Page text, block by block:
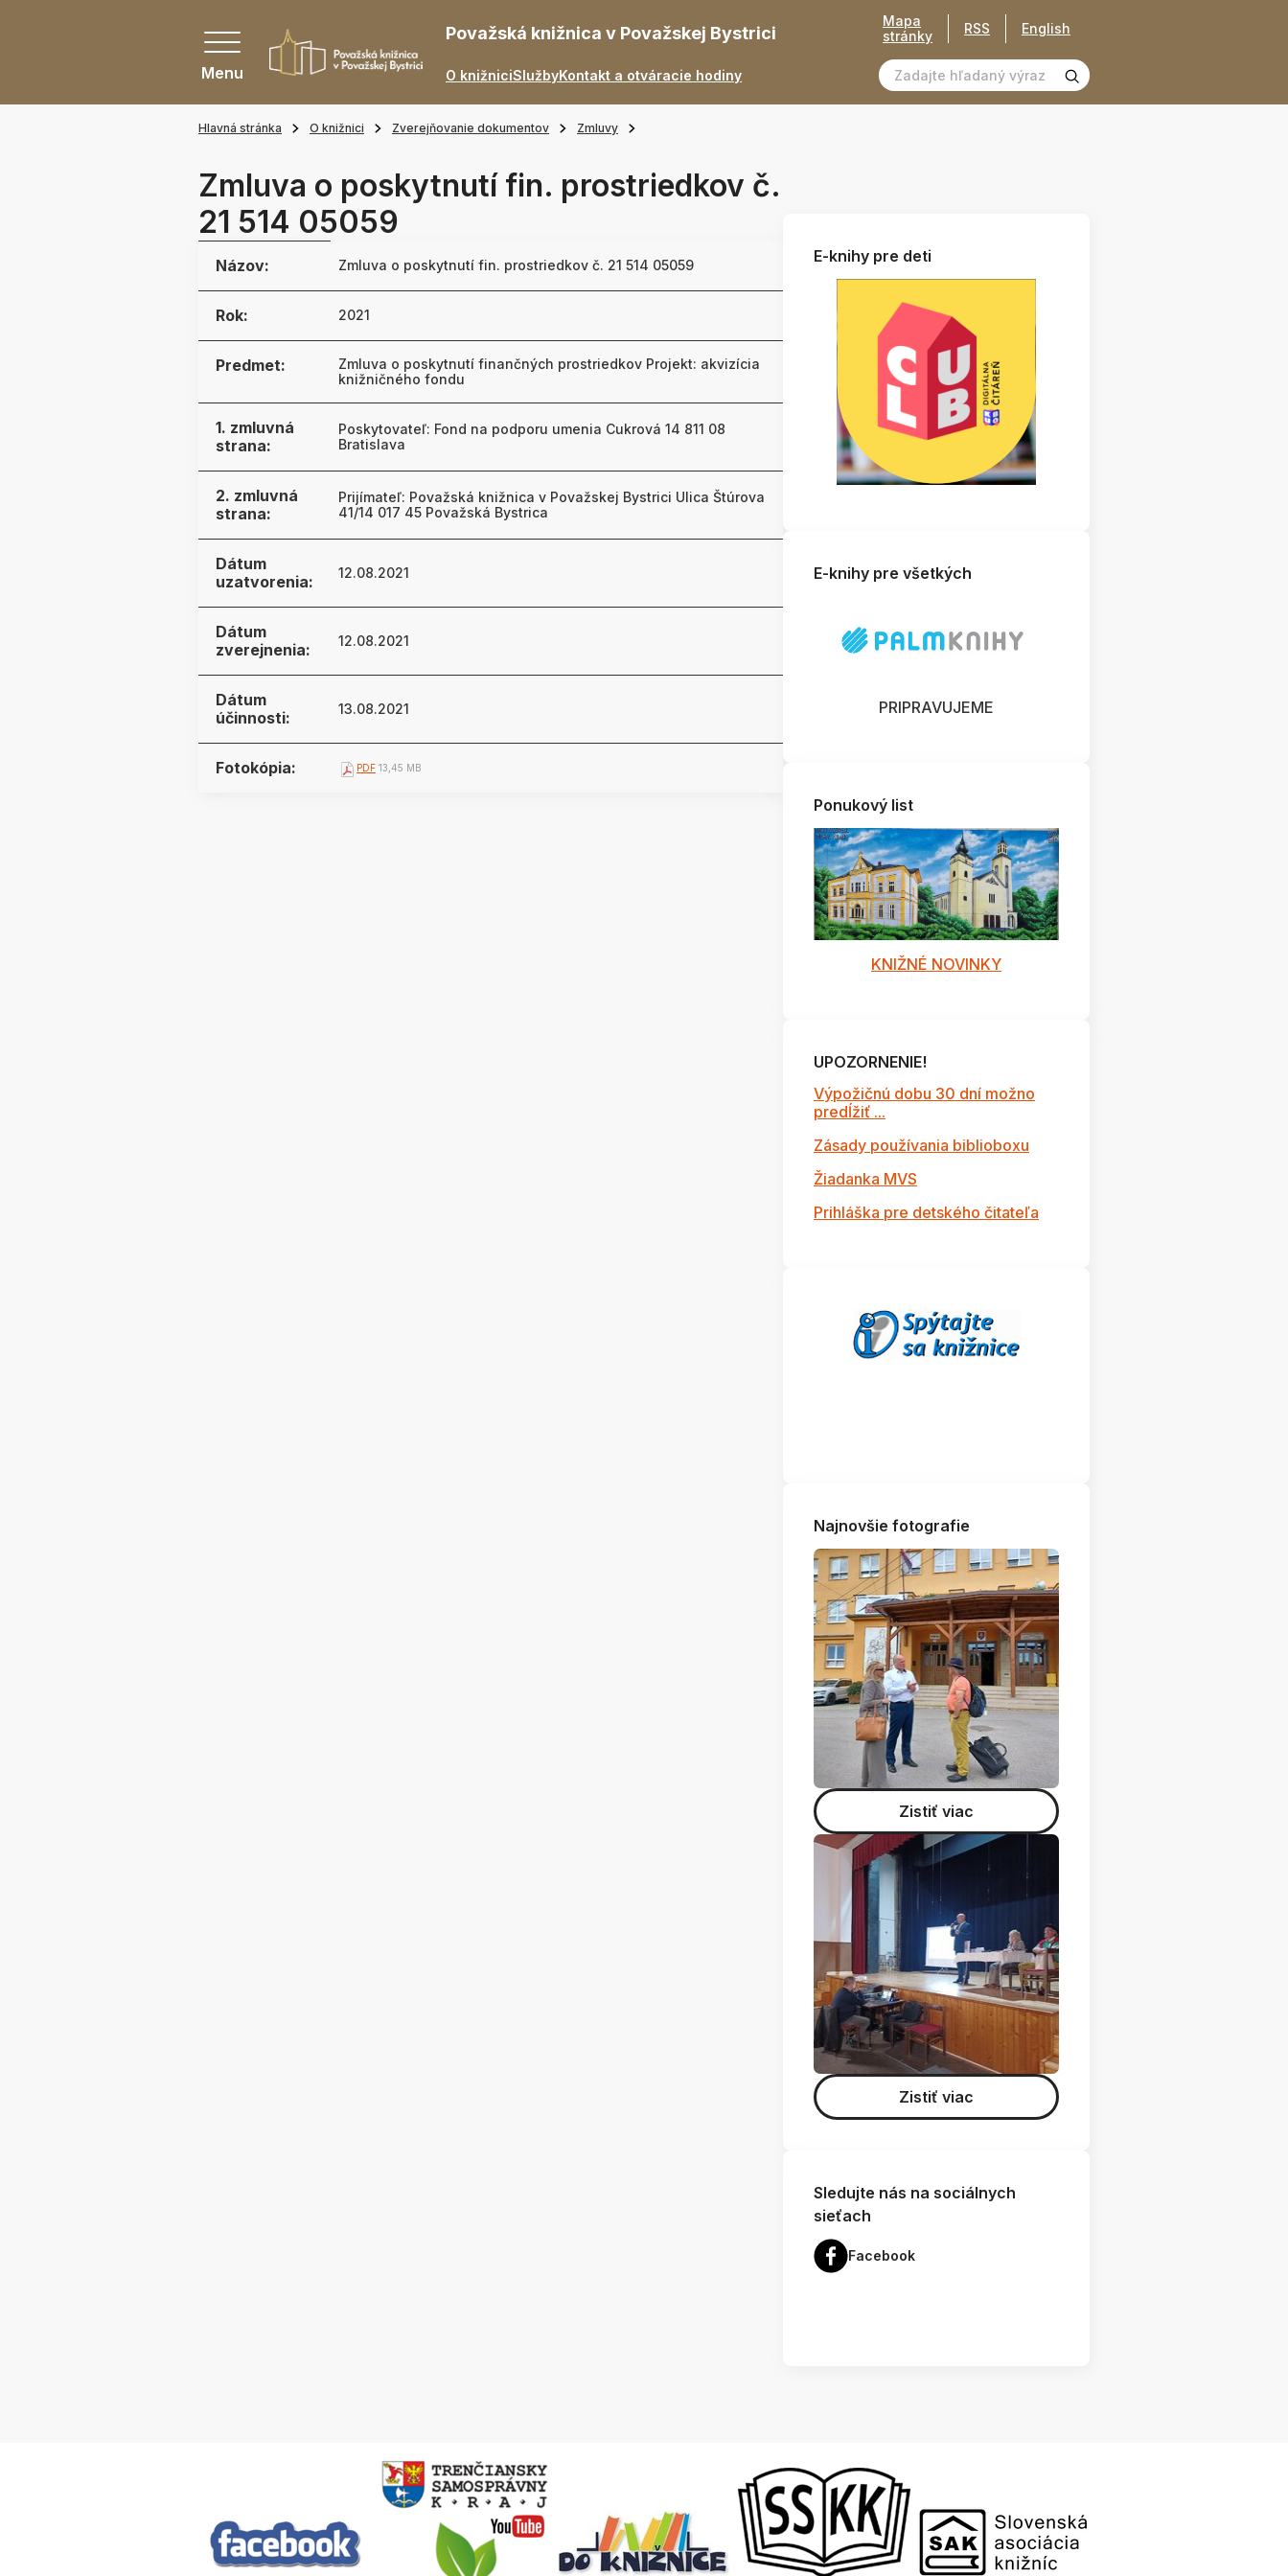
Menu
Považská knižnica v Považskej Bystrici
O knižniciSlužbyKontakt a otváracie hodiny
Mapa
stránky
RSS English
Hlavná stránka O knižnici Zverejňovanie dokumentov Zmluvy
Zmluva o poskytnutí fin. prostriedkov č.
21 514 05059
Názov: Zmluva o poskytnutí fin. prostriedkov č. 21 514 05059
Rok: 2021
Predmet:
Zmluva o poskytnutí finančných prostriedkov Projekt: akvizícia
knižničného fondu
1. zmluvná
strana:
Poskytovateľ: Fond na podporu umenia Cukrová 14 811 08
Bratislava
2. zmluvná
strana:
Prijímateľ: Považská knižnica v Považskej Bystrici Ulica Štúrova
41/14 017 45 Považská Bystrica
Dátum
uzatvorenia:
12.08.2021
Dátum
zverejnenia:
12.08.2021
Dátum
účinnosti:
13.08.2021
Fotokópia: PDF 13,45 MB
E-knihy pre deti
E-knihy pre všetkých
PRIPRAVUJEME
Ponukový list
KNIŽNÉ NOVINKY
UPOZORNENIE!
Výpožičnú dobu 30 dní možno
predĺžiť ...
Zásady používania biblioboxu
Žiadanka MVS
Prihláška pre detského čitateľa
Najnovšie fotografie
Zistiť viac
Zistiť viac
Sledujte nás na sociálnych
sieťach
Facebook